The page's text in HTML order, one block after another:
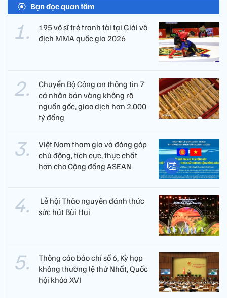
Bạn đọc quan tâm
195 võ sĩ trẻ tranh tài tại Giải vô
địch MMA quốc gia 2026
Chuyển Bộ Công an thông tin 7
cá nhân bán vàng không rõ
nguồn gốc, giao dịch hơn 2.000
tỷ đồng
Việt Nam tham gia và đóng góp
chủ động, tích cực, thực chất
hơn cho Cộng đồng ASEAN
​ Lễ hội Thảo nguyên đánh thức
sức hút Bùi Hui
Thông cáo báo chí số 6, Kỳ họp
không thường lệ thứ Nhất, Quốc
hội khóa XVI